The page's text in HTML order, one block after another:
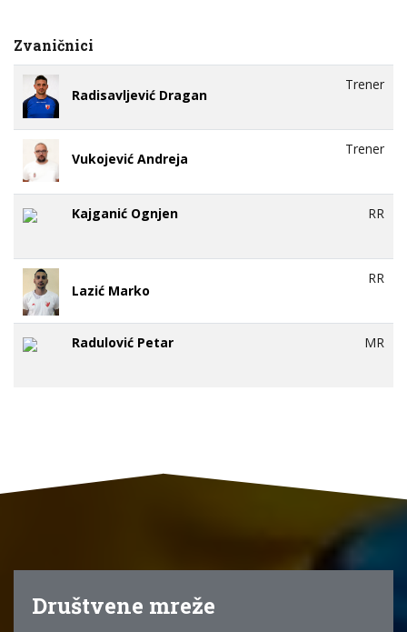
Zvaničnici
Radisavljević Dragan
Trener
Vukojević Andreja
Trener
Kajganić Ognjen RR
Lazić Marko
RR
Radulović Petar MR
Društvene mreže